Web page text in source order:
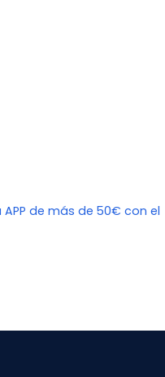
de más de 50€ con el